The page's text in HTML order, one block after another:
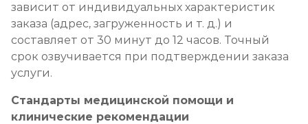
зависит от индивидуальных характеристик
заказа (адрес, загруженность и т. д.) и
составляет от 30 минут до 12 часов. Точный
срок озвучивается при подтверждении заказа
услуги.
Стандарты медицинской помощи и
клинические рекомендации